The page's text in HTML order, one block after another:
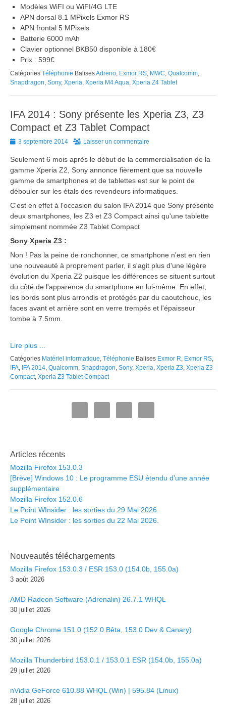
Modèles WiFI ou WiFI/4G LTE
APN dorsal 8.1 MPixels Exmor RS
APN frontal 5 MPixels
Batterie 6000 mAh
Clavier optionnel BKB50 disponible à 180€
Prix : 599€
Catégories Téléphonie BalisesAdreno, Exmor RS, MWC, Qualcomm,
Snapdragon, Sony, Xperia, Xperia M4 Aqua, Xperia Z4 Tablet
IFA 2014 : Sony présente les Xperia Z3, Z3
Compact et Z3 Tablet Compact
Posted
3 septembre 2014 Laisser un commentaire
Seulement 6 mois après le début de la commercialisation de la
gamme Xperia Z2, Sony annonce fièrement que sa nouvelle
gamme de smartphones et de tablettes est sur le point de
débouler sur les étals des revendeurs informatiques.
C'est en effet à l'occasion du salon IFA 2014 que Sony présente
deux smartphones, les Z3 et Z3 Compact ainsi qu'une tablette
simplement nommée Z3 Tablet Compact
Sony Xperia Z3 :
Non ! Pas la peine de ronchonner, ce smartphone n'est en rien
une nouveauté à proprement parler, il s'agit plus d'une légère
évolution du Xperia Z2 puisque les différences se situent surtout
du côté de l'apparence du smartphone en lui-même. En effet,
les bords sont plus arrondis et protégés par du caoutchouc, les
faces avant et arrière sont en verre trempés et l'épaisseur
tombe à 7.5mm.
Lire plus ...
Catégories Matériel informatique Téléphonie Balises Exmor R Exmor RS
IFA IFA 2014 Qualcomm Snapdragon Sony, Xperia Xperia Z3 Xperia Z3
Compact, Xperia Z3 Tablet Compact
Articles récents
Mozilla Firefox 153.0.3
[Brève] Windows 10 : Le programme ESU étendu d’une année
supplémentaire
Mozilla Firefox 152.0.6
Le Point WInsider : les sorties du 29 Mai 2026.
Le Point WInsider : les sorties du 22 Mai 2026.
Nouveautés téléchargements
Mozilla Firefox 153.0.3 / ESR 153.0 (154.0b, 155.0a)
3 août 2026
AMD Radeon Software (Adrenalin) 26.7.1 WHQL
30 juillet 2026
Google Chrome 151.0 (152.0 Bêta, 153.0 Dev & Canary)
30 juillet 2026
Mozilla Thunderbird 153.0.1 / 153.0.1 ESR (154.0b, 155.0a)
29 juillet 2026
nVidia GeForce 610.88 WHQL (Win) | 595.84 (Linux)
28 juillet 2026